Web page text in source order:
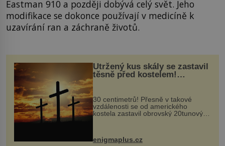
Eastman 910 a později dobývá celý svět. Jeho
modifikace se dokonce používají v medicíně k
uzavírání ran a záchraně životů.
Utržený kus skály se zastavil
těsně před kostelem!
Ochránila ho boží síla?
30 centimetrů! Přesně v takové
vzdálenosti se od amerického
kostela zastavil obrovský 20tunový
...
enigmaplus.cz